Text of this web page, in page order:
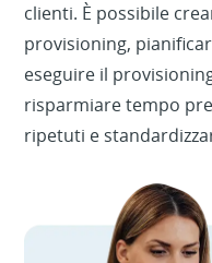
clienti. È possibile
provisioning,
eseguire il
risparmiare tempo
ripetuti e